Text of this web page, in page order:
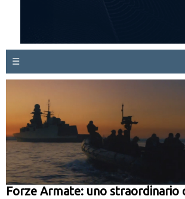
☰
Forze Armate: uno straordinario